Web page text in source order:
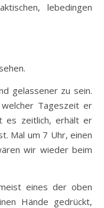
lebedingen
gelassener zu sein.
Tageszeit er
es zeitlich, erhält er
Mal um 7 Uhr, einen
wir wieder beim
eines der oben
Hände gedrückt,